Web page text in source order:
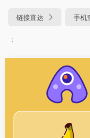
链接直达 手机